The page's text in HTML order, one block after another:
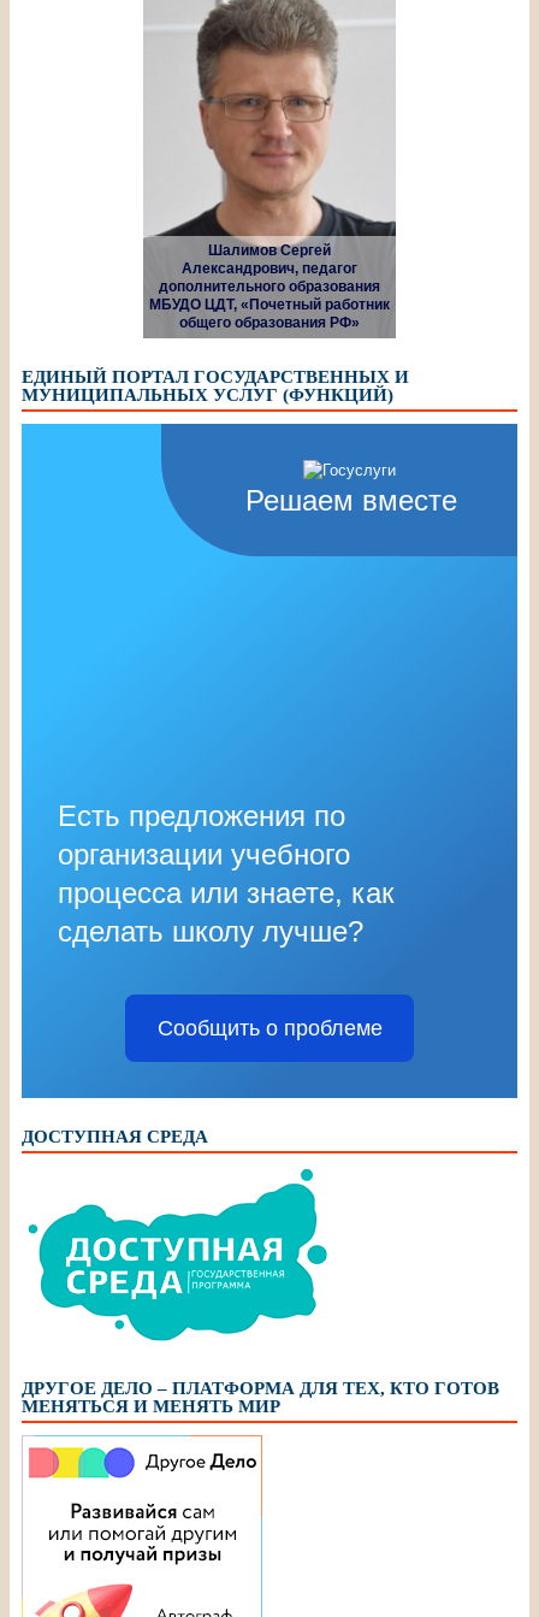
Шалимов Сергей
Александрович, педагог
дополнительного образования
МБУДО ЦДТ, «Почетный работник
общего образования РФ»
ЕДИНЫЙ ПОРТАЛ ГОСУДАРСТВЕННЫХ И
МУНИЦИПАЛЬНЫХ УСЛУГ (ФУНКЦИЙ)
Решаем вместе
Есть предложения по
организации учебного
процесса или знаете, как
сделать школу лучше?
Сообщить о проблеме
ДОСТУПНАЯ СРЕДА
ДРУГОЕ ДЕЛО – ПЛАТФОРМА ДЛЯ ТЕХ, КТО ГОТОВ
МЕНЯТЬСЯ И МЕНЯТЬ МИР